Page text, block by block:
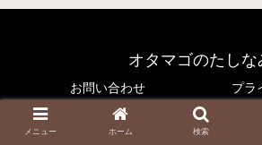
オタマゴのたしな
お問い合わせ プラ
© 2021 オタマゴのたし
メニュー ホーム 検索